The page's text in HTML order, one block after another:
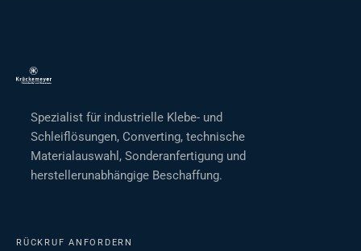
Spezialist für industrielle Klebe- und
Schleiflösungen, Converting, technische
Materialauswahl, Sonderanfertigung und
herstellerunabhängige Beschaffung.
RÜCKRUF ANFORDERN